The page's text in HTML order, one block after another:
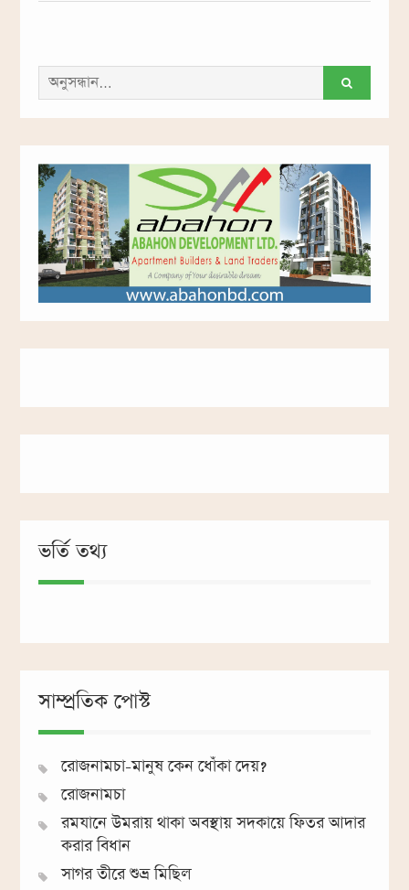
সন্ধান
করাঃ
ভর্তি তথ্য
সাম্প্রতিক পোস্ট
রোজনামচা-মানুষ কেন ধোঁকা দেয়?
রোজনামচা
রমযানে উমরায় থাকা অবস্থায় সদকায়ে ফিতর আদার
করার বিধান
সাগর তীরে শুভ্র মিছিল